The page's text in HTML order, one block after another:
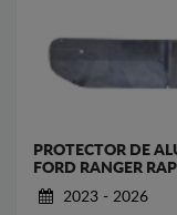
PROTECTOR DE
FORD RANGER
2023 - 2026